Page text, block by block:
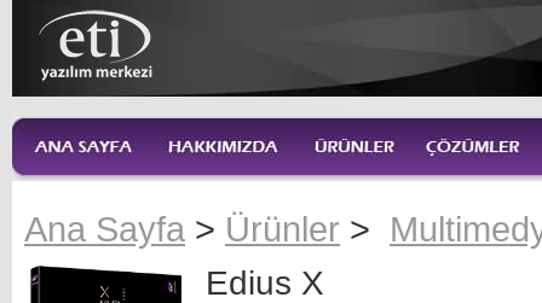
Ana Sayfa > Ürünler >
Edius X